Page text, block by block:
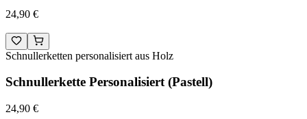
24,90 €
Schnullerketten personalisiert aus Holz
Schnullerkette Personalisiert (Pastell)
24,90 €